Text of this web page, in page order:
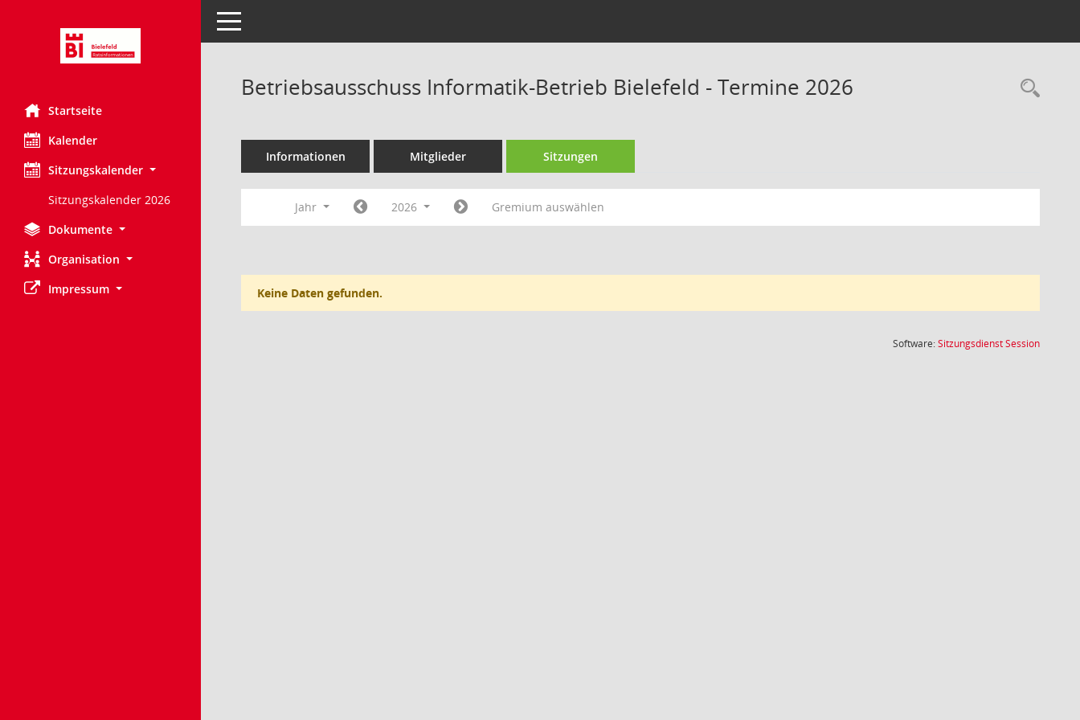
Startseite
Kalender
Sitzungskalender
Sitzungskalender 2026
Dokumente
Organisation
Impressum
Toggle navigation
Betriebsausschuss Informatik-Betrieb Bielefeld - Termine 2026
Informationen Mitglieder Sitzungen
Jahr 2026 Gremium auswählen
Keine Daten gefunden.
Software:SitzungsdienstSession(Wird in